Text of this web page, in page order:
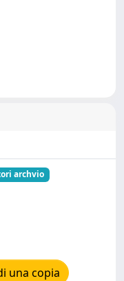
archvio
una copia